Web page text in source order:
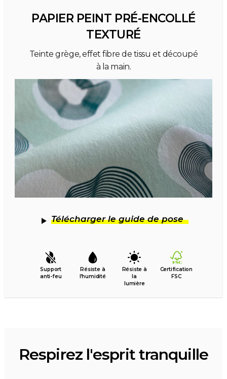
PAPIER PEINT PRÉ-ENCOLLÉ
TEXTURÉ
Teinte grège, effet fibre de tissu et découpé
à la main.
Télécharger le guide de pose
Support
anti-feu
Résiste à
l’humidité
Résiste à
la
lumière
Certification
FSC
Respirez l'esprit tranquille